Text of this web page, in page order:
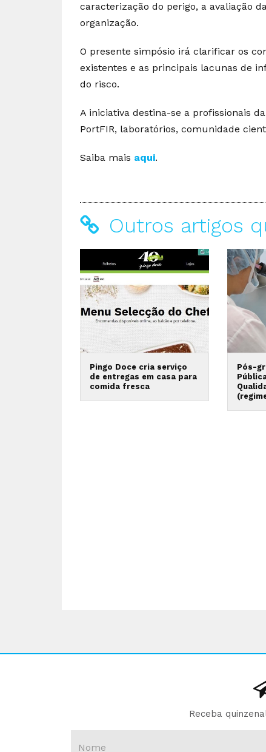
caracterização do perigo, a avaliação
organização.
O presente simpósio irá clarificar os
existentes e as principais lacunas de
do risco.
A iniciativa destina-se a profissionais
PortFIR, laboratórios, comunidade
Saiba mais aqui.
Outros artigos
Pingo Doce cria serviço
de entregas em casa para
comida fresca
Pós-
Receba